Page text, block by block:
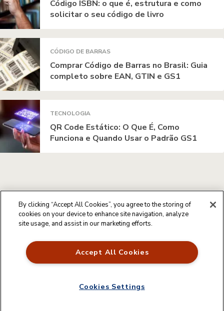
Código ISBN: o que é, estrutura e como
solicitar o seu código de livro
CÓDIGO DE BARRAS
Comprar Código de Barras no Brasil: Guia
completo sobre EAN, GTIN e GS1
TECNOLOGIA
QR Code Estático: O Que É, Como
Funciona e Quando Usar o Padrão GS1
By clicking “Accept All Cookies”, you agree to the storing of
cookies on your device to enhance site navigation, analyze
site usage, and assist in our marketing efforts.
Accept All Cookies
Cookies Settings